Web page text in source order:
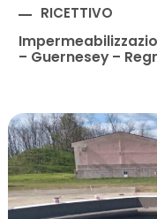
RICETTIVO
– Guernesey –